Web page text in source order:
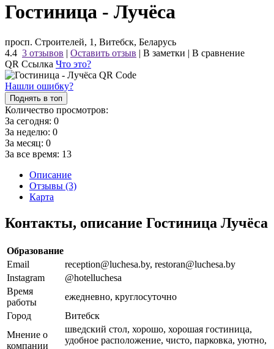
Гостиница - Лучёса
просп. Строителей, 1, Витебск, Беларусь
4.4 3 отзывов | Оставить отзыв | В заметки | В сравнение
QR Ссылка Что это?
Нашли ошибку?
Поднять в топ
Количество просмотров:
За сегодня: 0
За неделю: 0
За месяц: 0
За все время: 13
Описание
Отзывы (3)
Карта
Контакты, описание Гостиница Лучёса
Образование
Email
reception@luchesa.by, restoran@luchesa.by
Instagram
@hotelluchesa
Время
работы
ежедневно, круглосуточно
Город
Витебск
Мнение о
компании
шведский стол, хорошо, хорошая гостиница,
удобное расположение, чисто, парковка, уютно,